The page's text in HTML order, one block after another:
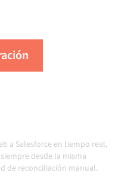
a Salesforce en tiempo real,
desde la misma
de reconciliación manual.